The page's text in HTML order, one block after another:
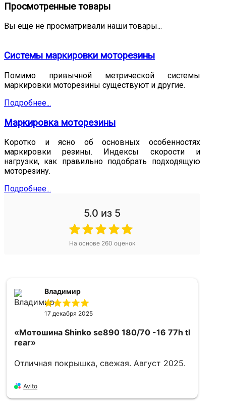
Просмотренные товары
Вы еще не просматривали наши товары...
Системы маркировки моторезины
Помимо привычной метрической системы
маркировки моторезины существуют и другие.
Подробнее...
Маркировка моторезины
Коротко и ясно об основных особенностях
маркировки резины. Индексы скорости и
нагрузки, как правильно подобрать подходящую
моторезину.
Подробнее...
5.0 из 5
На основе 260 оценок
Владимир
17 декабря 2025
«Мотошина Shinko se890 180/70 -16 77h tl
rear»
Отличная покрышка, свежая. Август 2025.
Avito